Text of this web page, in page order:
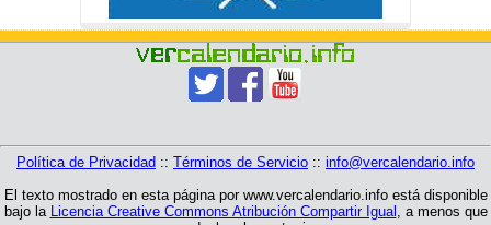
Política de Privacidad :: Términos de Servicio :: info@vercalendario.info
El texto mostrado en esta página por www.vercalendario.info está disponible
bajo la Licencia Creative Commons Atribución Compartir Igual , a menos que